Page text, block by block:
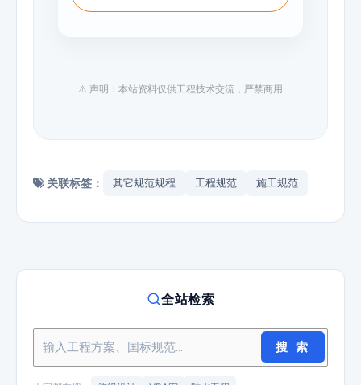
⚠️ 声明：本站资料仅供工程技术交流，严禁商用
关联标签： 其它规范规程 工程规范 施工规范
全站检索
搜 索